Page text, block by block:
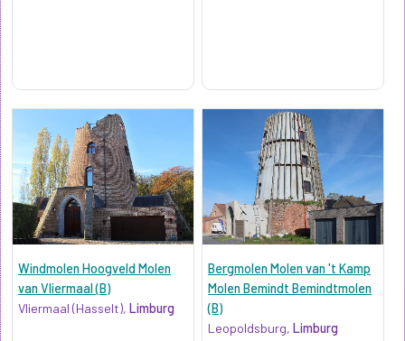
Windmolen Hoogveld Molen
van Vliermaal (B)
Vliermaal (Hasselt), Limburg
Bergmolen Molen van 't Kamp
Molen Bemindt Bemindtmolen
(B)
Leopoldsburg,Limburg